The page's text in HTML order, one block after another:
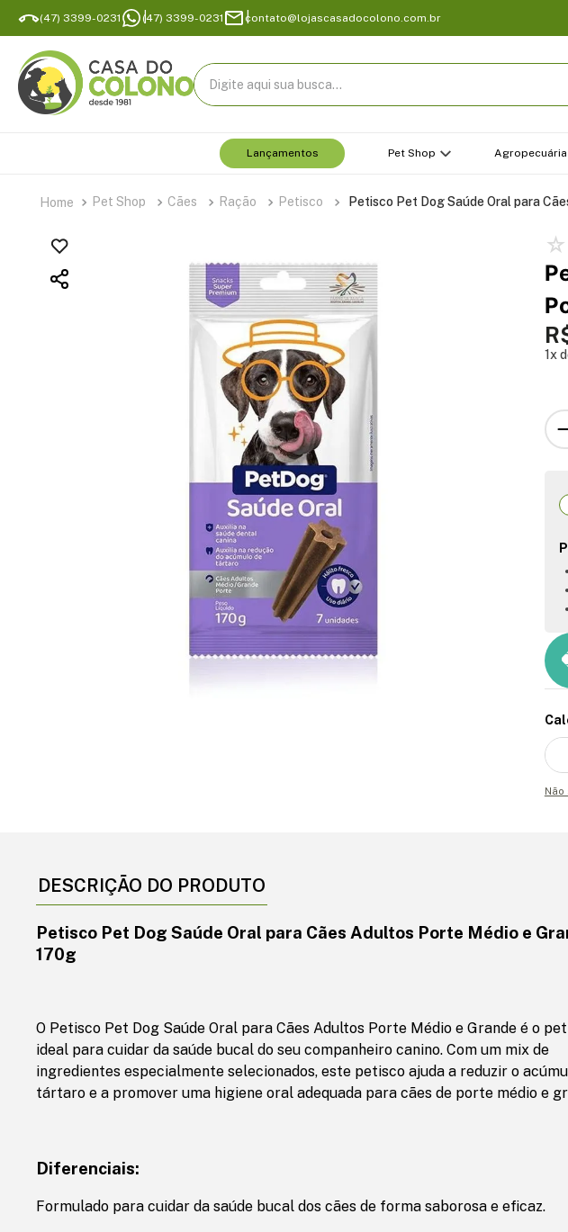
(47) 3399-0231 (47) 3399-0231 contato@lojascasadocolono.com.br
Digite aqui sua busca...
Lançamentos Pet Shop Agropecuária
Pet Shop Cães Ração Petisco Petisco Pet Dog Saúde Oral para
☆
1
Não
DESCRIÇÃO DO PRODUTO
Petisco Pet Dog Saúde Oral para Cães Adultos Porte Médio e
170g
O Petisco Pet Dog Saúde Oral para Cães Adultos Porte Médio e Grande é o
ideal para cuidar da saúde bucal do seu companheiro canino. Com um mix de
ingredientes especialmente selecionados, este petisco ajuda a reduzir o
tártaro e a promover uma higiene oral adequada para cães de porte médio e
Diferenciais:
Formulado para cuidar da saúde bucal dos cães de forma saborosa e eficaz.